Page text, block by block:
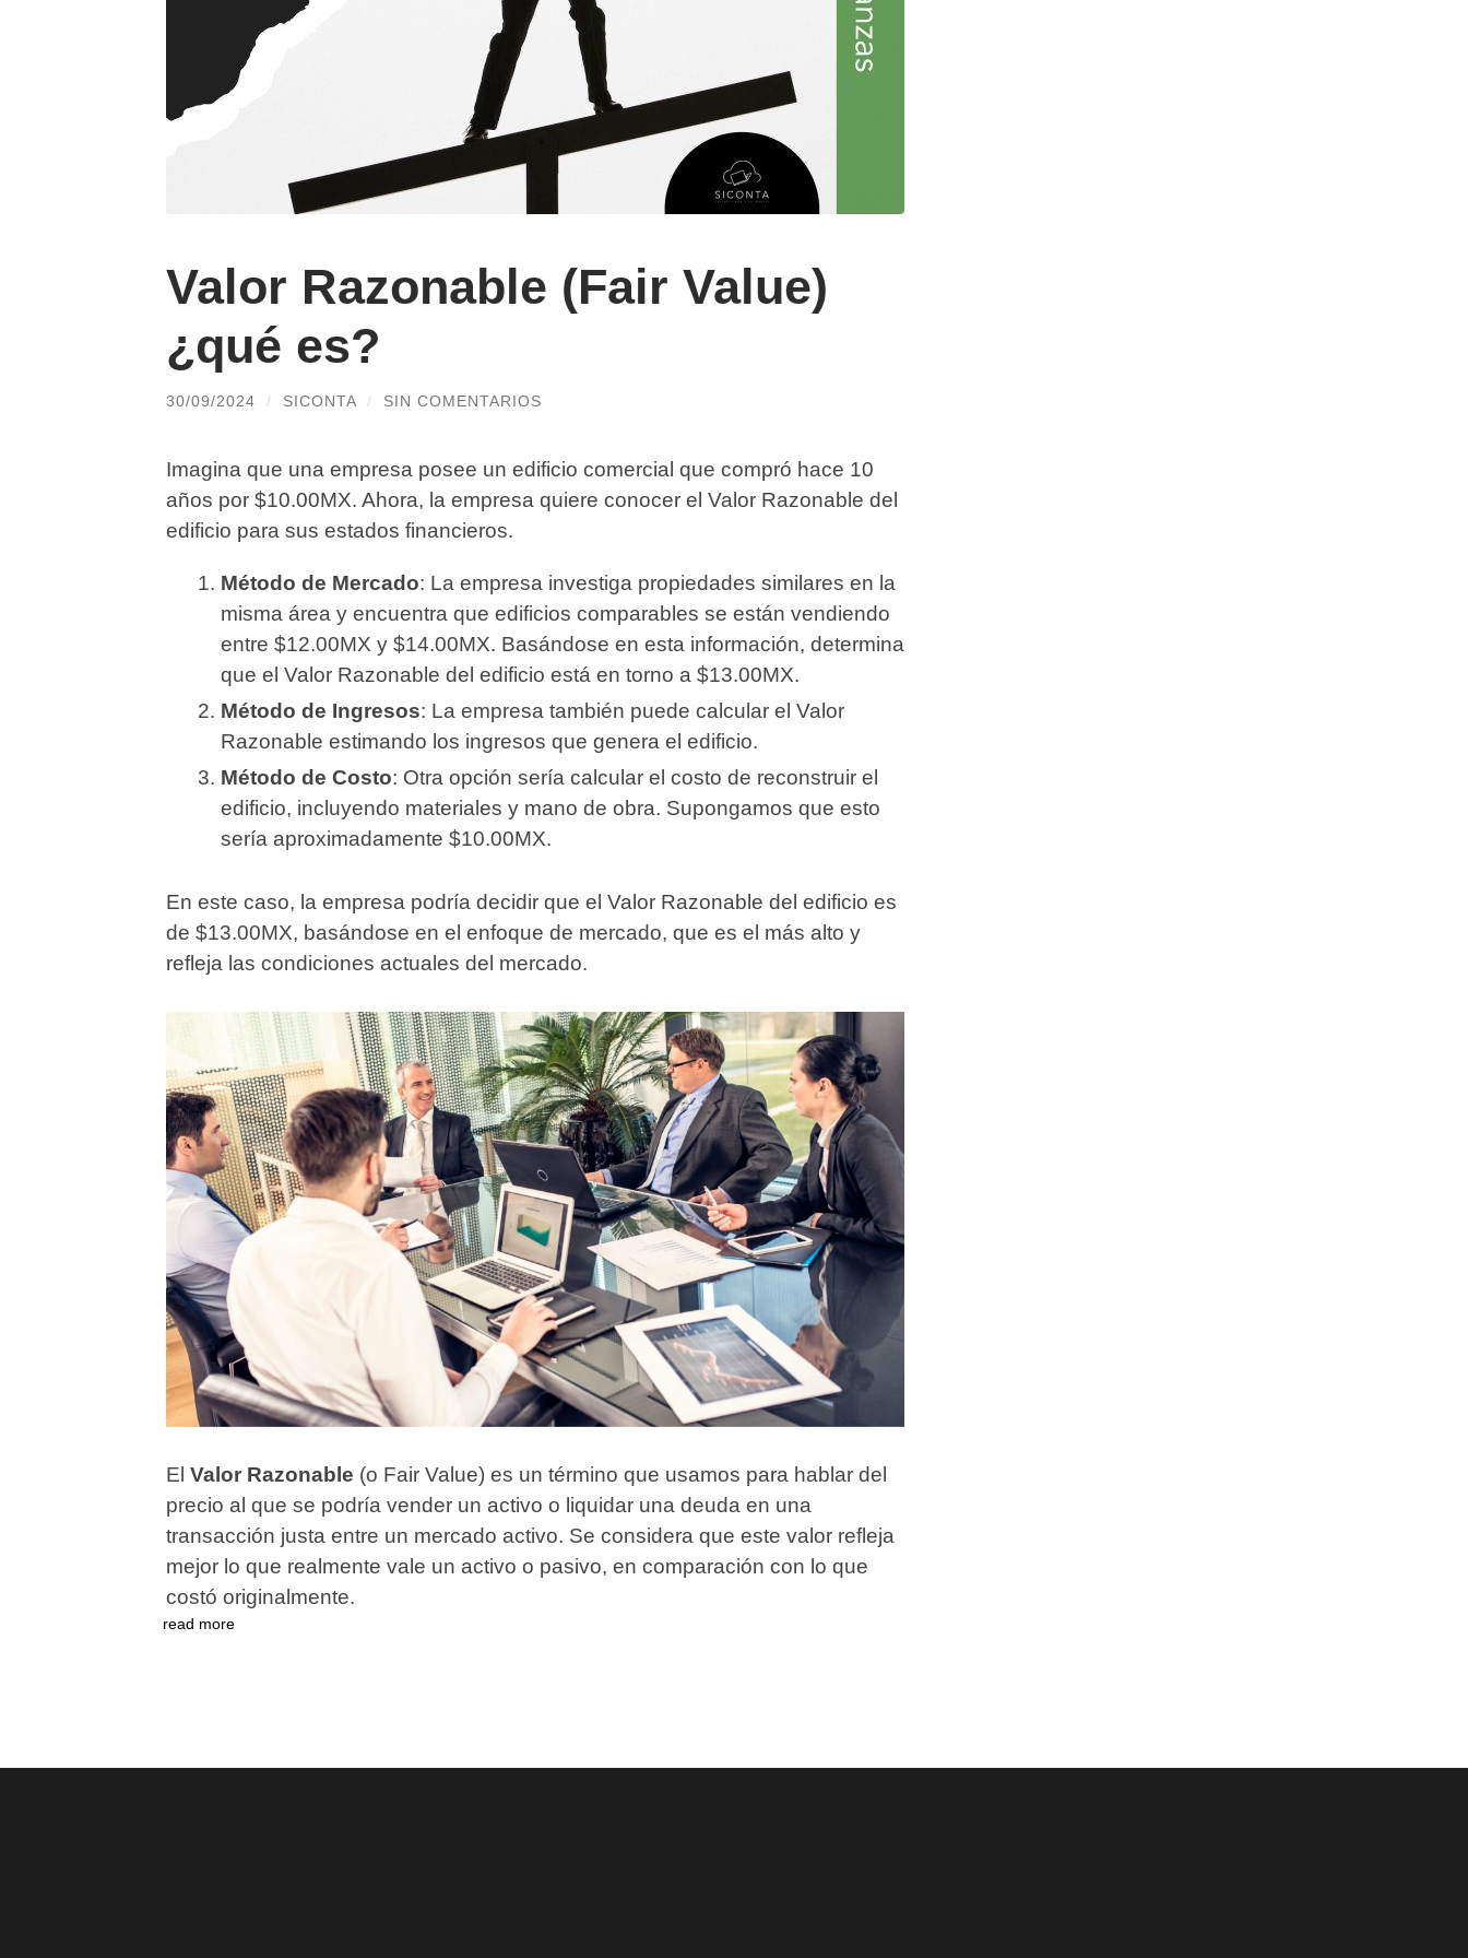
Valor Razonable (Fair Value)
¿qué es?
30/09/2024 / SICONTA / SIN COMENTARIOS
Imagina que una empresa posee un edificio comercial que compró hace 10
años por $10.00MX. Ahora, la empresa quiere conocer el Valor Razonable del
edificio para sus estados financieros.
Método de Mercado: La empresa investiga propiedades similares en la
misma área y encuentra que edificios comparables se están vendiendo
entre $12.00MX y $14.00MX. Basándose en esta información, determina
que el Valor Razonable del edificio está en torno a $13.00MX.
Método de Ingresos: La empresa también puede calcular el Valor
Razonable estimando los ingresos que genera el edificio.
Método de Costo: Otra opción sería calcular el costo de reconstruir el
edificio, incluyendo materiales y mano de obra. Supongamos que esto
sería aproximadamente $10.00MX.
En este caso, la empresa podría decidir que el Valor Razonable del edificio es
de $13.00MX, basándose en el enfoque de mercado, que es el más alto y
refleja las condiciones actuales del mercado.
El Valor Razonable (o Fair Value) es un término que usamos para hablar del
precio al que se podría vender un activo o liquidar una deuda en una
transacción justa entre un mercado activo. Se considera que este valor refleja
mejor lo que realmente vale un activo o pasivo, en comparación con lo que
costó originalmente.
read more